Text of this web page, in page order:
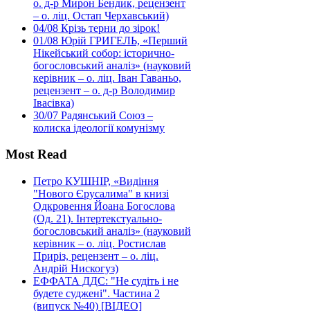
о. д-р Мирон Бендик, рецензент
– о. ліц. Остап Черхавський)
04/08 Крізь терни до зірок!
01/08 Юрій ГРИГЕЛЬ, «Перший
Нікейський собор: історично-
богословський аналіз» (науковий
керівник – о. ліц. Іван Гаваньо,
рецензент – о. д-р Володимир
Івасівка)
30/07 Радянський Союз –
колиска ідеології комунізму
Most Read
Петро КУШНІР, «Видіння
"Нового Єрусалима" в книзі
Одкровення Йоана Богослова
(Од. 21). Інтертекстуально-
богословський аналіз» (науковий
керівник – о. ліц. Ростислав
Приріз, рецензент – о. ліц.
Андрій Нискогуз)
ЕФФАТА ДДС: "Не судіть і не
будете суджені". Частина 2
(випуск №40) [ВІДЕО]